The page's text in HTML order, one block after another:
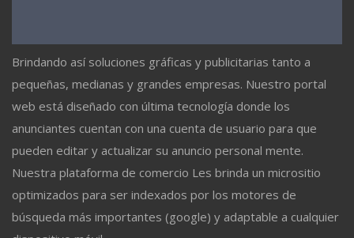
Brindando así soluciones gráficas y publicitarias tanto a
pequeñas, medianas y grandes empresas. Nuestro portal
web está diseñado con última tecnología donde los
anunciantes cuentan con una cuenta de usuario para que
pueden editar y actualizar su anuncio personal mente.
Nuestra plataforma de comercio Les brinda un micrositio
optimizados para ser indexados por los motores de
búsqueda más importantes (google) y adaptable a cualquier